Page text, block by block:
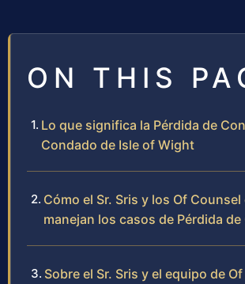
ON THIS
Lo que significa la Pérdida de
Condado de Isle of Wight
Cómo el Sr. Sris y los Of
manejan los casos de Pérdida
Sobre el Sr. Sris y el equipo de